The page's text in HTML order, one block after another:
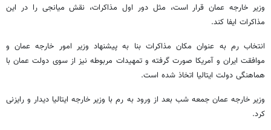
وزیر خارجه عمان قرار است، مثل دور اول مذاکرات، نقش میانجی را در این
مذاکرات ایفا کند.
انتخاب رم به عنوان مکان مذاکرات بنا به پیشنهاد وزیر امور خارجه عمان و
موافقت ایران و آمریکا صورت گرفته و تمهیدات مربوطه نیز از سوی دولت عمان با
هماهنگی دولت ایتالیا اتخاذ شده است.
وزیر خارجه عمان جمعه شب بعد از ورود به رم با وزیر خارجه ایتالیا دیدار و رایزنی
کرد.